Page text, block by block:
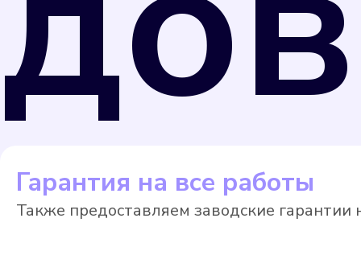
Гарантия на все работы
Также предоставляем заводские гарантии